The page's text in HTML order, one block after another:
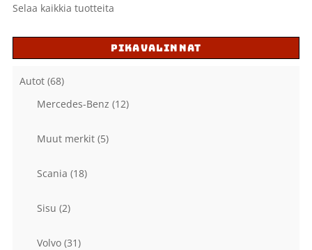
Selaa kaikkia tuotteita
PIKAVALINNAT
Autot (68)
Mercedes-Benz (12)
Muut merkit (5)
Scania (18)
Sisu (2)
Volvo (31)